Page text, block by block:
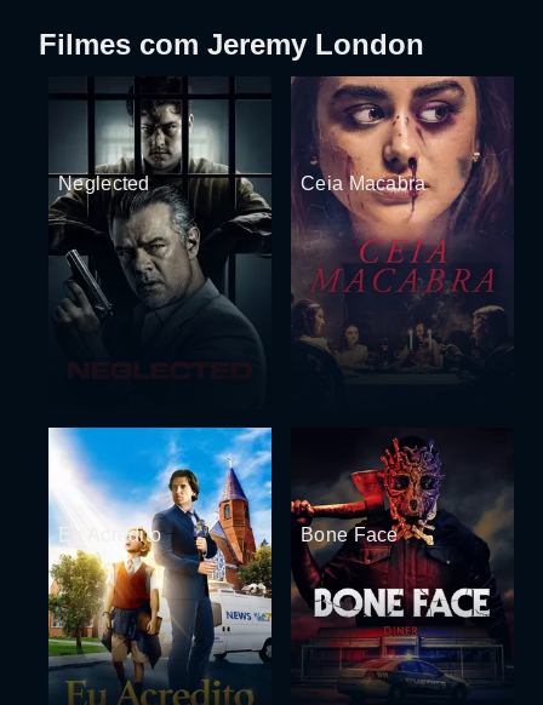
Filmes com Jeremy London
Neglected Ceia Macabra
Eu Acredito Bone Face